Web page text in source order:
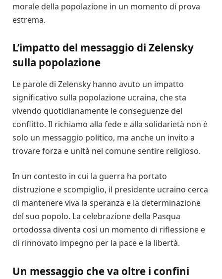
morale della popolazione in un momento di prova
estrema.
L’impatto del messaggio di Zelensky
sulla popolazione
Le parole di Zelensky hanno avuto un impatto
significativo sulla popolazione ucraina, che sta
vivendo quotidianamente le conseguenze del
conflitto. Il richiamo alla fede e alla solidarietà non è
solo un messaggio politico, ma anche un invito a
trovare forza e unità nel comune sentire religioso.
In un contesto in cui la guerra ha portato
distruzione e scompiglio, il presidente ucraino cerca
di mantenere viva la speranza e la determinazione
del suo popolo. La celebrazione della Pasqua
ortodossa diventa così un momento di riflessione e
di rinnovato impegno per la pace e la libertà.
Un messaggio che va oltre i confini